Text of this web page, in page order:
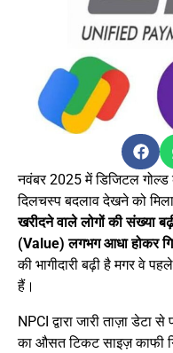
नवंबर 2025 में डिजिटल गोल्ड
दिलचस्प बदलाव देखने को
खरीदने वाले लोगों की संख्या
(Value) लगभग आधा होकर
की भागीदारी बढ़ी है मगर वे
हैं।
NPCI द्वारा जारी ताज़ा डेटा
का औसत टिकट साइज़ काफी